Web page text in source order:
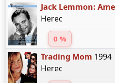
Jack Lemmon:
Herec
0 %
Trading Mom 1994
Herec